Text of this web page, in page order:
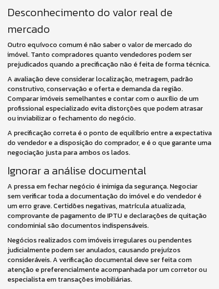
Desconhecimento do valor real de
mercado
Outro equívoco comum é não saber o valor de mercado do
imóvel. Tanto compradores quanto vendedores podem ser
prejudicados quando a precificação não é feita de forma técnica.
A avaliação deve considerar localização, metragem, padrão
construtivo, conservação e oferta e demanda da região.
Comparar imóveis semelhantes e contar com o auxílio de um
profissional especializado evita distorções que podem atrasar
ou inviabilizar o fechamento do negócio.
A precificação correta é o ponto de equilíbrio entre a expectativa
do vendedor e a disposição do comprador, e é o que garante uma
negociação justa para ambos os lados.
Ignorar a análise documental
A pressa em fechar negócio é inimiga da segurança. Negociar
sem verificar toda a documentação do imóvel e do vendedor é
um erro grave. Certidões negativas, matrícula atualizada,
comprovante de pagamento de IPTU e declarações de quitação
condominial são documentos indispensáveis.
Negócios realizados com imóveis irregulares ou pendentes
judicialmente podem ser anulados, causando prejuízos
consideráveis. A verificação documental deve ser feita com
atenção e preferencialmente acompanhada por um corretor ou
especialista em transações imobiliárias.